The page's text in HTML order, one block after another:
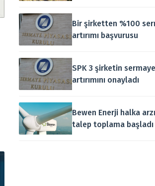
Bir şirketten %100
artırımı başvurusu
SPK 3 şirketin sermaye
artırımını onayladı
Bewen Enerji halka
talep toplama başladı